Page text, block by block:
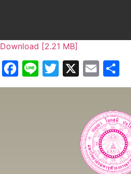
Download [2.21 MB]
Facebook
LineTwitter
X Email